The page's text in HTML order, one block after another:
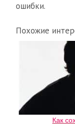
ошибки.
Похожие
Как